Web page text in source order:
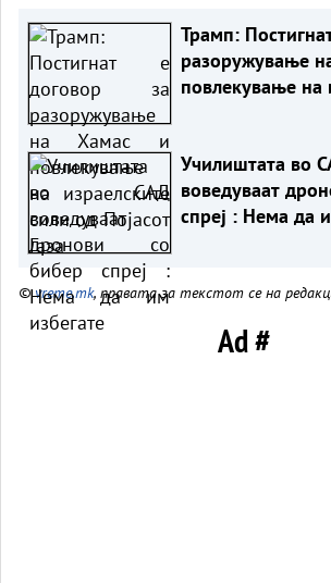
Трамп:
разоружување
повлекување на
Училиштата во
воведуваат
спреј : Нема да
©vreme.mk, правата за текстот се на
Ad #